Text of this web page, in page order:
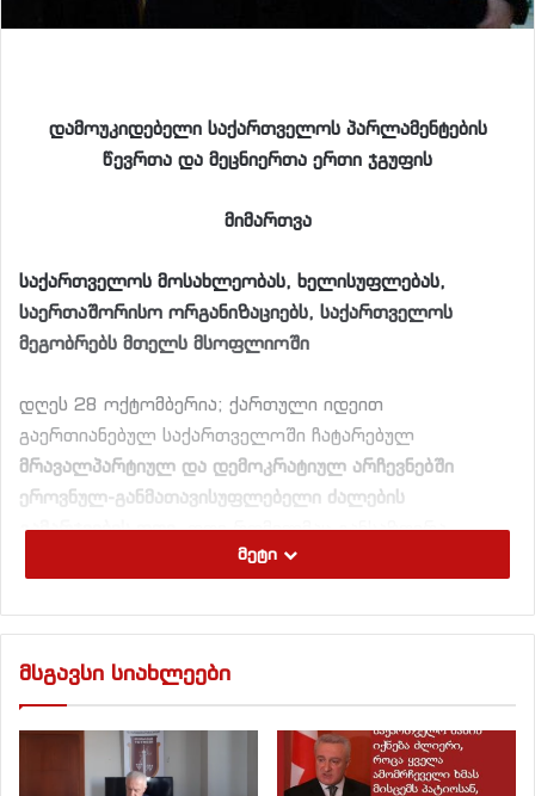
დამოუკიდებელი საქართველოს პარლამენტების
წევრთა და მეცნიერთა ერთი ჯგუფის
მიმართვა
საქართველოს მოსახლეობას, ხელისუფლებას,
საერთაშორისო ორგანიზაციებს, საქართველოს
მეგობრებს მთელს მსოფლიოში
დღეს 28 ოქტომბერია; ქართული იდეით
გაერთიანებულ საქართველოში ჩატარებულ
მრავალპარტიულ და დემოკრატიულ არჩევნებში
ეროვნულ-განმათავისუფლებელი ძალების
გამარჯვების დღე,დღე რომელმაც განსაზღვრა
ქართული სახელმწიფოს მომავლის ორიენტირები და
დამოუკიდებლობა. მას შემდეგ 26 წელი გავიდა. ამ
საქართველოს რესპუბლიკის უზენაესი საბჭოსა და
შემდგომი პარლამენტების წევრთა ერთი ჯგუფი,
ასევე, სამეცნიერო საზოგადოების წარმომადგენლები
– ვაცხადებთ:
მეტი
მსგავსი სიახლეები